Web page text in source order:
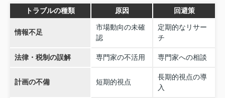
トラブルの種類 原因 回避策
情報不足
市場動向の未確
認
定期的なリサー
チ
法律・税制の誤解 専門家の不活用 専門家への相談
計画の不備 短期的視点
長期的視点の導
入